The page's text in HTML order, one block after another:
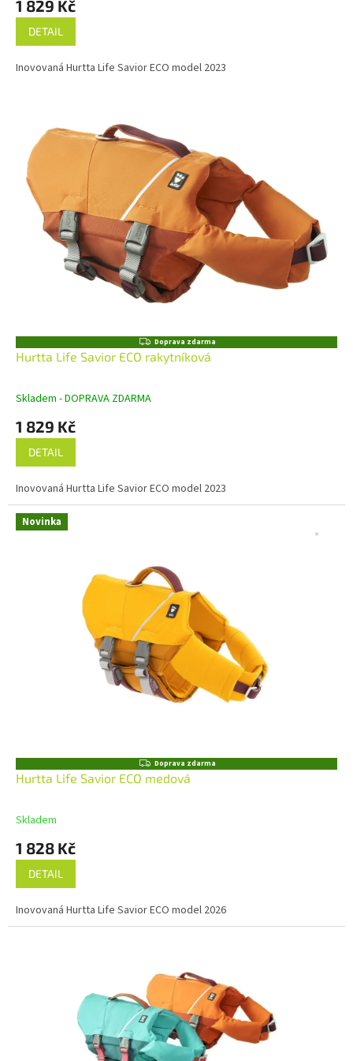
1 829 Kč
DETAIL
Inovovaná Hurtta Life Savior ECO model 2023
Z
A
A
Doprava zdarma
Hurtta Life Savior ECO rakytníková
Skladem - DOPRAVA ZDARMA
1 829 Kč
DETAIL
Inovovaná Hurtta Life Savior ECO model 2023
Novinka
Z
A
Doprava zdarma
Hurtta Life Savior ECO medová
Skladem
1 828 Kč
DETAIL
Inovovaná Hurtta Life Savior ECO model 2026